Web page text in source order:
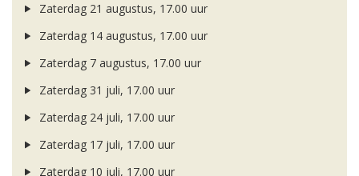
Zaterdag 21 augustus, 17.00 uur
Zaterdag 14 augustus, 17.00 uur
Zaterdag 7 augustus, 17.00 uur
Zaterdag 31 juli, 17.00 uur
Zaterdag 24 juli, 17.00 uur
Zaterdag 17 juli, 17.00 uur
Zaterdag 10 juli, 17.00 uur